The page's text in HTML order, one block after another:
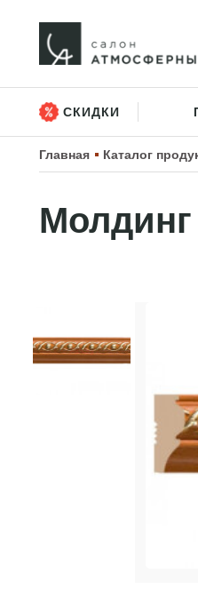
СКИДКИ
Главная Каталог
Молдинг